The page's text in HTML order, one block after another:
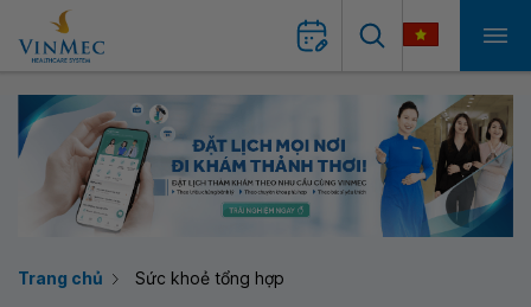
Trang chủ Sức khoẻ tổng hợp